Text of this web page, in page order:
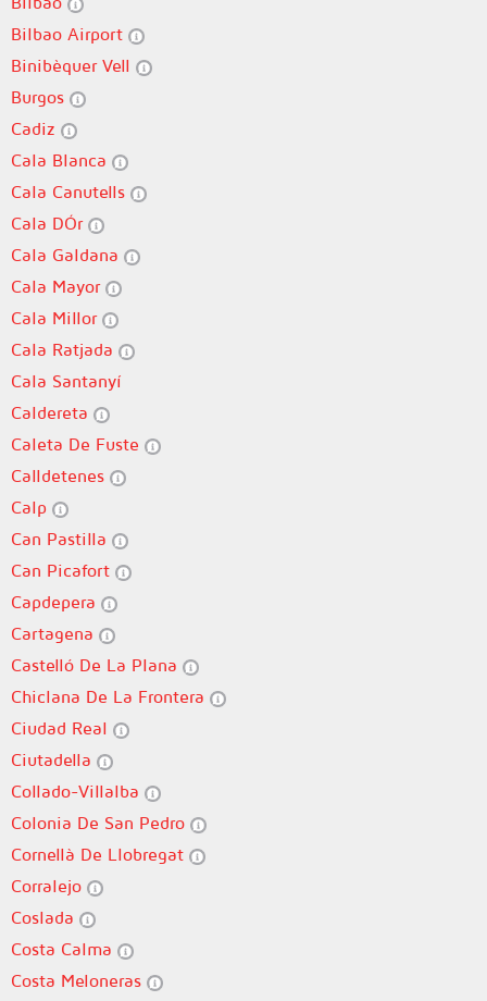
Bilbao Airport
Binibèquer Vell
Burgos
Cadiz
Cala Blanca
Cala Canutells
Cala DÓr
Cala Galdana
Cala Mayor
Cala Millor
Cala Ratjada
Cala Santanyí
Caldereta
Caleta De Fuste
Calldetenes
Calp
Can Pastilla
Can Picafort
Capdepera
Cartagena
Castelló De La Plana
Chiclana De La Frontera
Ciudad Real
Ciutadella
Collado-Villalba
Colonia De San Pedro
Cornellà De Llobregat
Corralejo
Coslada
Costa Calma
Costa Meloneras